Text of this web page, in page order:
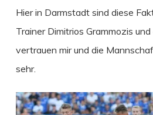
Hier in Darmstadt sind diese
Trainer Dimitrios Grammozis
vertrauen mir und die
sehr.